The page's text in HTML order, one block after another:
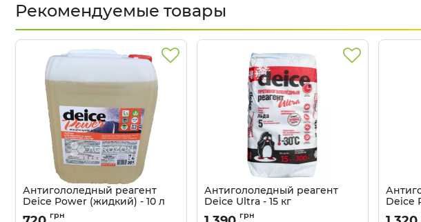
Рекомендуемые товары
Антигололедный реагент
Deice Power (жидкий) - 10 л
Артикул: 4104154
грн
Антигололедный реагент
Deice Ultra - 15 кг
Артикул: 4104151
грн
Deice
Артикул: